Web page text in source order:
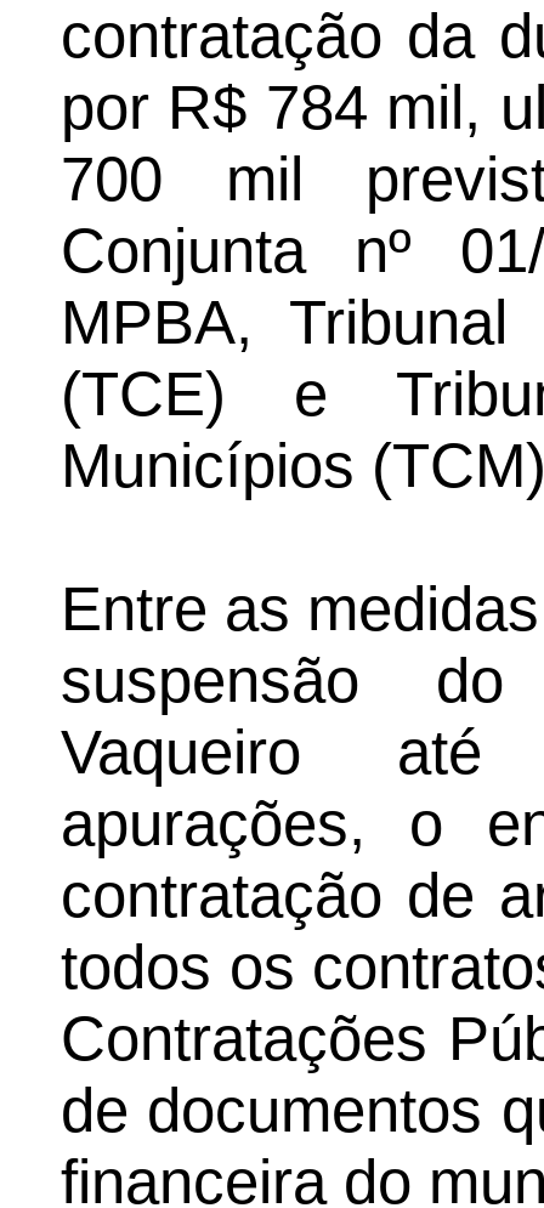
contratação da
por R$ 784 mil,
700 mil
Conjunta nº
MPBA,
(TCE) e
Municípios
Entre as
suspensão
Vaqueiro
apurações, o
contratação de
todos os
Contratações
de documentos
financeira do